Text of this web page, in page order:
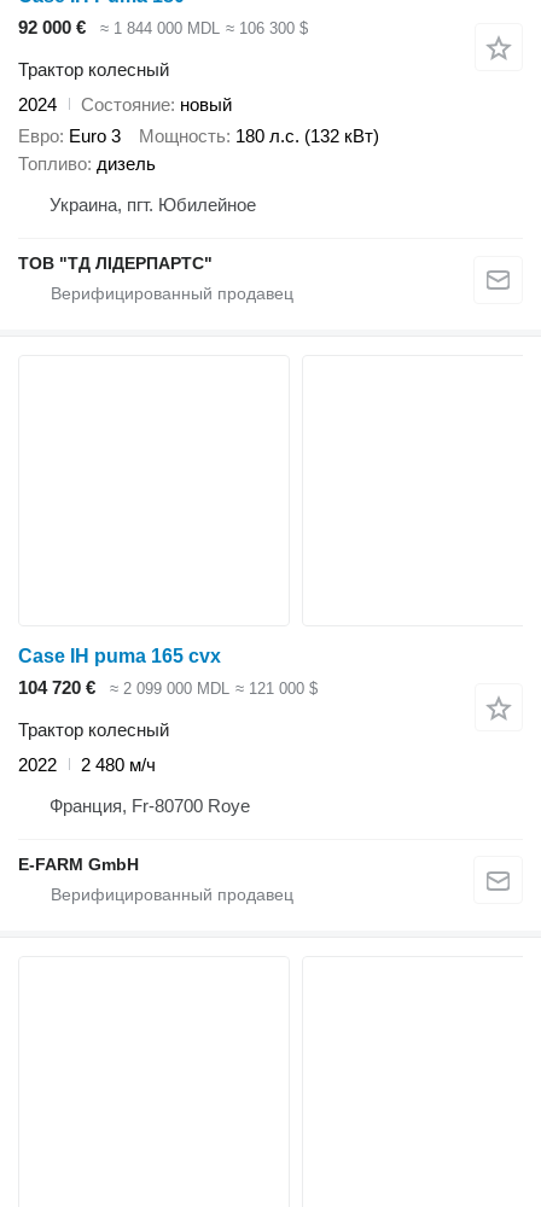
92 000 €
≈ 1 844 000 MDL ≈ 106 300 $
Трактор колесный
2024
Состояние новый
Евро Euro 3 Мощность 180 л.с. (132 кВт)
Топливо дизель
Украина, пгт. Юбилейное
ТОВ "ТД ЛІДЕРПАРТС"
Case IH puma 165 cvx
104 720 €
≈ 2 099 000 MDL ≈ 121 000 $
Трактор колесный
2022
2 480 м/ч
Франция, Fr-80700 Roye
E-FARM GmbH